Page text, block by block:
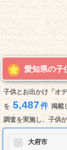
愛知県の子
子供とお出かけ「オ
を 5,487件 掲載
調査を実施し、子供
大府市